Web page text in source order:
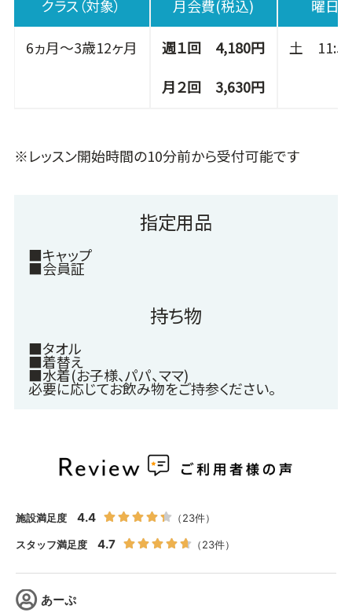
クラス（対象） 月会費(税込) 曜日 /
6ヵ月～3歳12ヶ月
週１回 4,180円
月２回 3,630円
土
※レッスン開始時間の10分前から受付可能です
指定用品
■キャップ
■会員証
持ち物
■タオル
■着替え
■水着(お子様、パパ、ママ)
必要に応じてお飲み物をご持参ください。